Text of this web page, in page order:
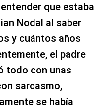
que estaba
Nodal al saber
y cuántos años
el padre
todo con unas
sarcasmo,
se había